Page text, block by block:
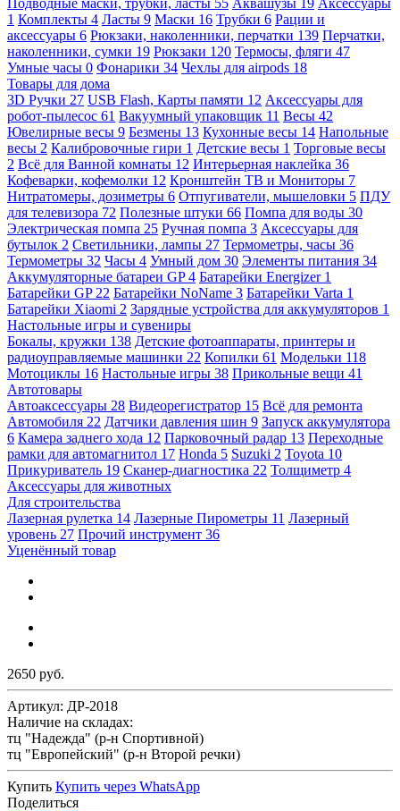
1 Комплекты 4 Ласты 9 Маски 16 Трубки 6 Рации и
аксессуары 6 Рюкзаки, наколенники, перчатки 139 Перчатки,
наколенники, сумки 19 Рюкзаки 120 Термосы, фляги 47
Умные часы 0 Фонарики 34 Чехлы для airpods 18
Товары для дома
3D Ручки 27 USB Flash, Карты памяти 12 Аксессуары для
робот-пылесос 61 Вакуумный упаковщик 11 Весы 42
Ювелирные весы 9 Безмены 13 Кухонные весы 14 Напольные
весы 2 Калибровочные гири 1 Детские весы 1 Торговые весы
2 Всё для Ванной комнаты 12 Интерьерная наклейка 36
Кофеварки, кофемолки 12 Кронштейн ТВ и Мониторы 7
Нитратомеры, дозиметры 6 Отпугиватели, мышеловки 5 ПДУ
для телевизора 72 Полезные штуки 66 Помпа для воды 30
Электрическая помпа 25 Ручная помпа 3 Аксессуары для
бутылок 2 Светильники, лампы 27 Термометры, часы 36
Термометры 32 Часы 4 Умный дом 30 Элементы питания 34
Аккумуляторные батареи GP4 Батарейки Energizer 1
Батарейки GP 22 Батарейки NoName 3 Батарейки Varta 1
Батарейки Xiaomi 2 Зарядные устройства для аккумуляторов 1
Настольные игры и сувениры
Бокалы, кружки 138 Детские фотоаппараты, принтеры и
радиоуправляемые машинки 22 Копилки 61 Модельки 118
Мотоциклы 16 Настольные игры 38 Прикольные вещи 41
Автотовары
Автоаксессуары 28 Видеорегистратор 15 Всё для ремонта
Автомобиля 22 Датчики давления шин 9 Запуск аккумулятора
6 Камера заднего хода 12 Парковочный радар 13 Переходные
рамки для автомагнитол 17 Honda 5 Suzuki 2 Toyota 10
Прикуриватель 19 Сканер-диагностика 22 Толщиметр 4
Аксессуары для животных
Для строительства
Лазерная рулетка 14 Лазерные Пирометры 11 Лазерный
уровень 27 Прочий инструмент 36
Уценённый товар
2650 руб.
Артикул: ДР-2018
Наличие на складах:
тц "Надежда" (р-н Спортивной)
тц "Европейский" (р-н Второй речки)
Купить Купить через WhatsApp
Поделиться